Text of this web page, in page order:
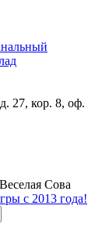
27, кор. 8, оф.
Сова
с 2013 года!